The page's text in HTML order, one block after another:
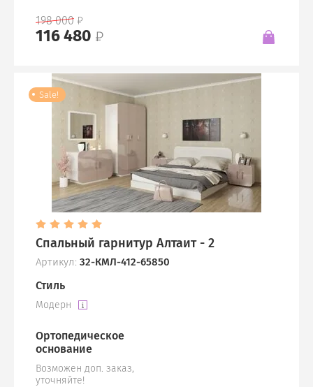
198 000
116 480
Sale!
Спальный гарнитур Алтаит - 2
Артикул: 32-КМЛ-412-65850
Стиль
Модерн
Ортопедическое
основание
Возможен доп. заказ,
уточняйте!